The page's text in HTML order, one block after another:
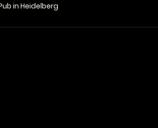
in Heidelberg